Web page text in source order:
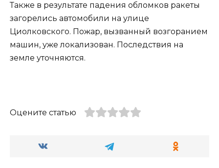
Также в результате падения обломков ракеты
загорелись автомобили на улице
Циолковского. Пожар, вызванный возгоранием
машин, уже локализован. Последствия на
земле уточняются.
Оцените статью